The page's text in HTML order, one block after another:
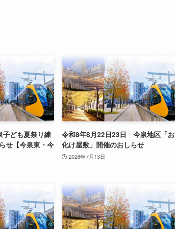
子ども夏祭り練
せ【今泉東・今
令和8年8月22日23日 今泉地区「お
化け屋敷」開催のおしらせ
2026年7月13日